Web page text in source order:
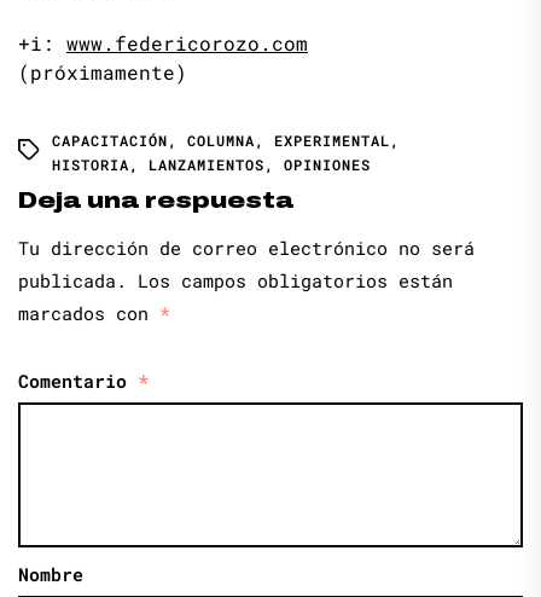
+i: www.federicorozo.com
(próximamente)
CAPACITACIÓN, COLUMNA, EXPERIMENTAL,
HISTORIA, LANZAMIENTOS, OPINIONES
Deja una respuesta
Tu dirección de correo electrónico no será
publicada.
Los campos obligatorios están
marcados con *
Comentario *
Nombre